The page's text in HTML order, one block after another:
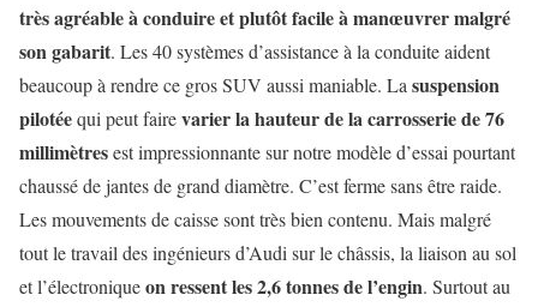
très agréable à conduire et plutôt facile à manœuvrer malgré
son gabarit. Les 40 systèmes d’assistance à la conduite aident
beaucoup à rendre ce gros SUV aussi maniable. Lasuspension
pilotéequi peut fairevarier la hauteur de la carrosserie de 76
millimètresest impressionnante sur notre modèle d’essai pourtant
chaussé de jantes de grand diamètre. C’est ferme sans être raide.
Les mouvements de caisse sont très bien contenu. Mais malgré
tout le travail des ingénieurs d’Audi sur le châssis, la liaison au sol
et l’électroniqueon ressent les 2,6 tonnes de l’engin. Surtout au